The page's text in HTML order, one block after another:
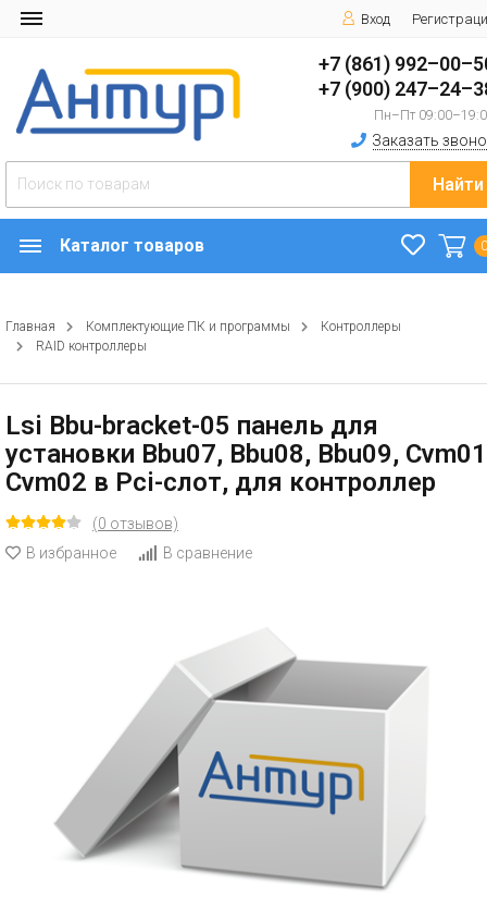
Вход
+7 (861)
+7 (900)
Пн–Пт
Заказать
Найти
Каталог товаров
Главная Комплектующие ПК и программы
Контроллеры
RAID контроллеры
Lsi Bbu-bracket-05 панель для
установки Bbu07, Bbu08, Bbu09,
Cvm02 в Pci-слот, для контроллер
(0 отзывов)
В избранное
В сравнение